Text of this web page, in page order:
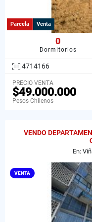
Parcela Venta
0
Dormitorios
4714166
PRECIO VENTA
$49.000.000
Pesos Chilenos
VENDO
En:
VENTA